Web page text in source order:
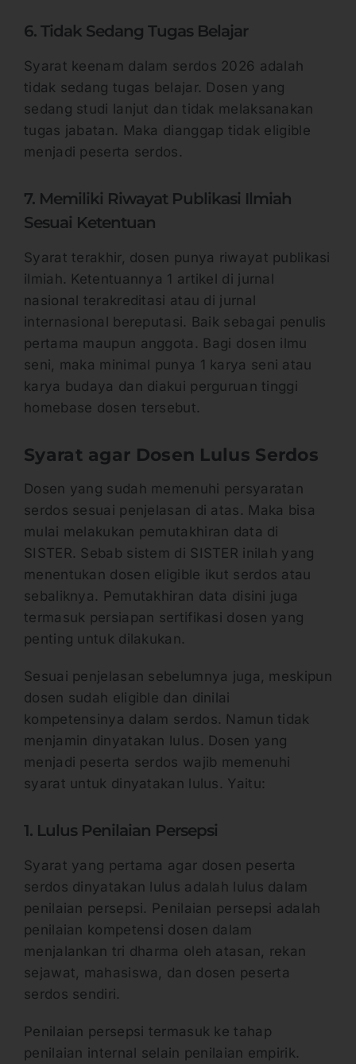
6. Tidak Sedang Tugas Belajar
Syarat keenam dalam serdos 2026 adalah
tidak sedang tugas belajar. Dosen yang
sedang studi lanjut dan tidak melaksanakan
tugas jabatan. Maka dianggap tidak eligible
menjadi peserta serdos.
7. Memiliki Riwayat Publikasi Ilmiah
Sesuai Ketentuan
Syarat terakhir, dosen punya riwayat publikasi
ilmiah. Ketentuannya 1 artikel di jurnal
nasional terakreditasi atau di jurnal
internasional bereputasi. Baik sebagai penulis
pertama maupun anggota. Bagi dosen ilmu
seni, maka minimal punya 1 karya seni atau
karya budaya dan diakui perguruan tinggi
homebase dosen tersebut.
Syarat agar Dosen Lulus Serdos
Dosen yang sudah memenuhi persyaratan
serdos sesuai penjelasan di atas. Maka bisa
mulai melakukan pemutakhiran data di
SISTER. Sebab sistem di SISTER inilah yang
menentukan dosen eligible ikut serdos atau
sebaliknya. Pemutakhiran data disini juga
termasuk persiapan sertifikasi dosen yang
penting untuk dilakukan.
Sesuai penjelasan sebelumnya juga, meskipun
dosen sudah eligible dan dinilai
kompetensinya dalam serdos. Namun tidak
menjamin dinyatakan lulus. Dosen yang
menjadi peserta serdos wajib memenuhi
syarat untuk dinyatakan lulus. Yaitu:
1. Lulus Penilaian Persepsi
Syarat yang pertama agar dosen peserta
serdos dinyatakan lulus adalah lulus dalam
penilaian persepsi. Penilaian persepsi adalah
penilaian kompetensi dosen dalam
menjalankan tri dharma oleh atasan, rekan
sejawat, mahasiswa, dan dosen peserta
serdos sendiri.
Penilaian persepsi termasuk ke tahap
penilaian internal selain penilaian empirik.